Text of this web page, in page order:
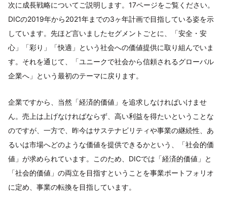
次に成長戦略についてご説明します。17ページをご覧ください。
DICの2019年から2021年までの3ヶ年計画で目指している姿を示
しています。先ほど言いましたセグメントごとに、「安全・安
心」「彩り」「快適」という社会への価値提供に取り組んでいま
す。それを通じて、「ユニークで社会から信頼されるグローバル
企業へ」という最初のテーマに戻ります。
企業ですから、当然「経済的価値」を追求しなければいけませ
ん。売上は上げなければならず、高い利益を得たいということな
のですが、一方で、昨今はサステナビリティや事業の継続性、あ
るいは市場へどのような価値を提供できるかという、「社会的価
値」が求められています。このため、DICでは「経済的価値」と
「社会的価値」の両立を目指すということを事業ポートフォリオ
に定め、事業の転換を目指しています。